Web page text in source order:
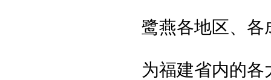
鹭燕各地区、各
为福建省内的